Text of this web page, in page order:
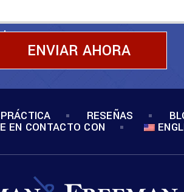
RESEÑAS
EN CONTACTO CON